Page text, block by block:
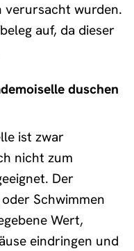
verursacht wurden.
auf, da dieser
duschen
ist zwar
nicht zum
Der
Schwimmen
Wert,
eindringen und